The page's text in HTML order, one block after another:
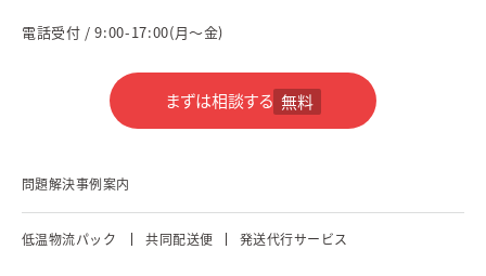
電話受付 / 9:00-17:00(月～金)
まずは相談する 無料
問題解決事例案内
低温物流パック 共同配送便 発送代行サービス